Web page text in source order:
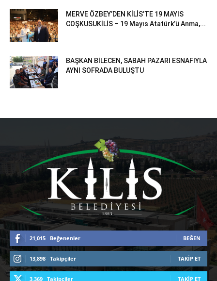
MERVE ÖZBEY’DEN KİLİS’TE 19 MAYIS
COŞKUSUKİLİS – 19 Mayıs Atatürk’ü Anma,...
BAŞKAN BİLECEN, SABAH PAZARI ESNAFIYLA
AYNI SOFRADA BULUŞTU
21,015 Beğenenler BEĞEN
13,898 Takipçiler TAKIP ET
3,369 Takipçiler TAKIP ET